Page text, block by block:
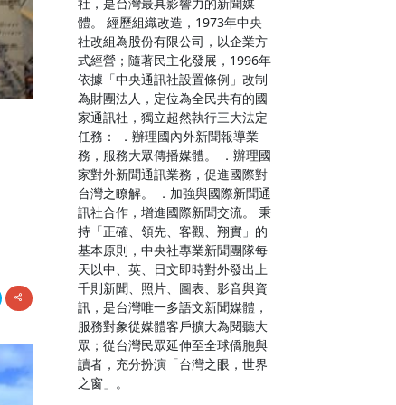
體。 經歷組織改造，1973年中央
社改組為股份有限公司，以企業方
式經營；隨著民主化發展，1996年
依據「中央通訊社設置條例」改制
為財團法人，定位為全民共有的國
家通訊社，獨立超然執行三大法定
任務： ．辦理國內外新聞報導業
務，服務大眾傳播媒體。 ．辦理國
家對外新聞通訊業務，促進國際對
台灣之瞭解。 ．加強與國際新聞通
訊社合作，增進國際新聞交流。 秉
持「正確、領先、客觀、翔實」的
基本原則，中央社專業新聞團隊每
天以中、英、日文即時對外發出上
千則新聞、照片、圖表、影音與資
訊，是台灣唯一多語文新聞媒體，
服務對象從媒體客戶擴大為閱聽大
眾；從台灣民眾延伸至全球僑胞與
讀者，充分扮演「台灣之眼，世界
之窗」。